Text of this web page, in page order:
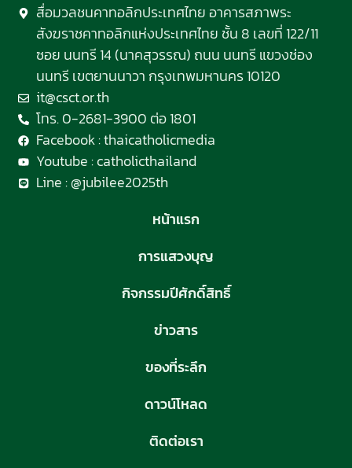
สื่อมวลชนคาทอลิกประเทศไทย อาคารสภาพระ
สังฆราชคาทอลิกแห่งประเทศไทย ชั้น 8 เลขที่ 122/11
ซอย นนทรี 14 (นาคสุวรรณ) ถนน นนทรี แขวงช่อง
นนทรี เขตยานนาวา กรุงเทพมหานคร 10120
it@csct.or.th
โทร. 0-2681-3900 ต่อ 1801
Facebook : thaicatholicmedia
Youtube : catholicthailand
Line : @jubilee2025th
หน้าแรก
การแสวงบุญ
กิจกรรมปีศักดิ์สิทธิ์
ข่าวสาร
ของที่ระลึก
ดาวน์โหลด
ติดต่อเรา